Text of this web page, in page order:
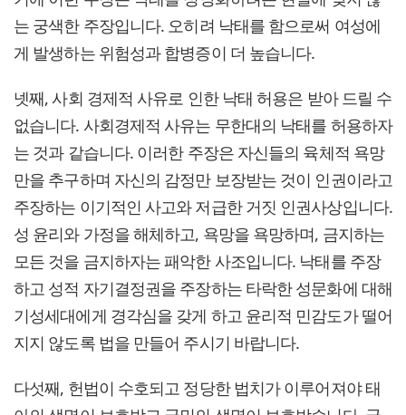
는 궁색한 주장입니다. 오히려 낙태를 함으로써 여성에
게 발생하는 위험성과 합병증이 더 높습니다.
넷째, 사회 경제적 사유로 인한 낙태 허용은 받아 드릴 수
없습니다. 사회경제적 사유는 무한대의 낙태를 허용하자
는 것과 같습니다. 이러한 주장은 자신들의 육체적 욕망
만을 추구하며 자신의 감정만 보장받는 것이 인권이라고
주장하는 이기적인 사고와 저급한 거짓 인권사상입니다.
성 윤리와 가정을 해체하고, 욕망을 욕망하며, 금지하는
모든 것을 금지하자는 패악한 사조입니다. 낙태를 주장
하고 성적 자기결정권을 주장하는 타락한 성문화에 대해
기성세대에게 경각심을 갖게 하고 윤리적 민감도가 떨어
지지 않도록 법을 만들어 주시기 바랍니다.
다섯째, 헌법이 수호되고 정당한 법치가 이루어져야 태